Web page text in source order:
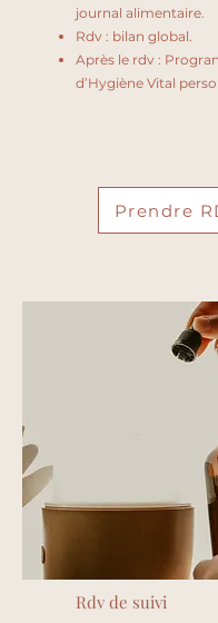
journal alimentaire.
Rdv : bilan global.
Après le rdv :
d’Hygiène Vital
Prendre
Rdv de suivi